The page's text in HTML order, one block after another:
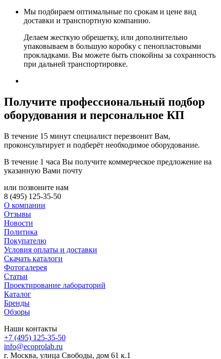
Мы подбираем оптимальные по срокам и цене вид
доставки и транспортную компанию.
Делаем жесткую обрешетку, или дополнительно
упаковываем в большую коробку с пенопластовыми
прокладками. Вы можете быть спокойны за сохранность
при дальней транспортировке.
Получите профессиональный подбор
оборудования и персональное КП
В течение 15 минут специалист перезвонит Вам,
проконсультирует и подберёт необходимое оборудование.
В течение 1 часа Вы получите коммерческое предложение на
указанную Вами почту
или позвоните нам
8 (495) 125-35-50
О компании
Отзывы
Новости
Политика
Покупателю
Условия оплаты и доставки
Скачать каталоги
Фотогалерея
Статьи
Проектирование лабораторий
Каталог
Бренды
Обзоры
Наши контакты
+7 (495) 125-35-50
info@ecoprolab.ru
г. Москва, улица Свободы, дом 61 к.1